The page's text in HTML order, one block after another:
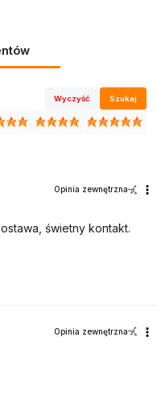
Wyczyść Szukaj
Opinia zewnętrzna
świetny kontakt.
Opinia zewnętrzna